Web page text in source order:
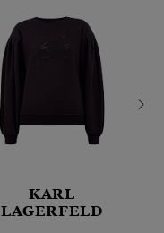
KARL
LAGERFELD